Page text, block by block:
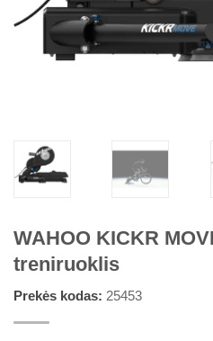
WAHOO KICKR
treniruoklis
Prekės kodas: 25453